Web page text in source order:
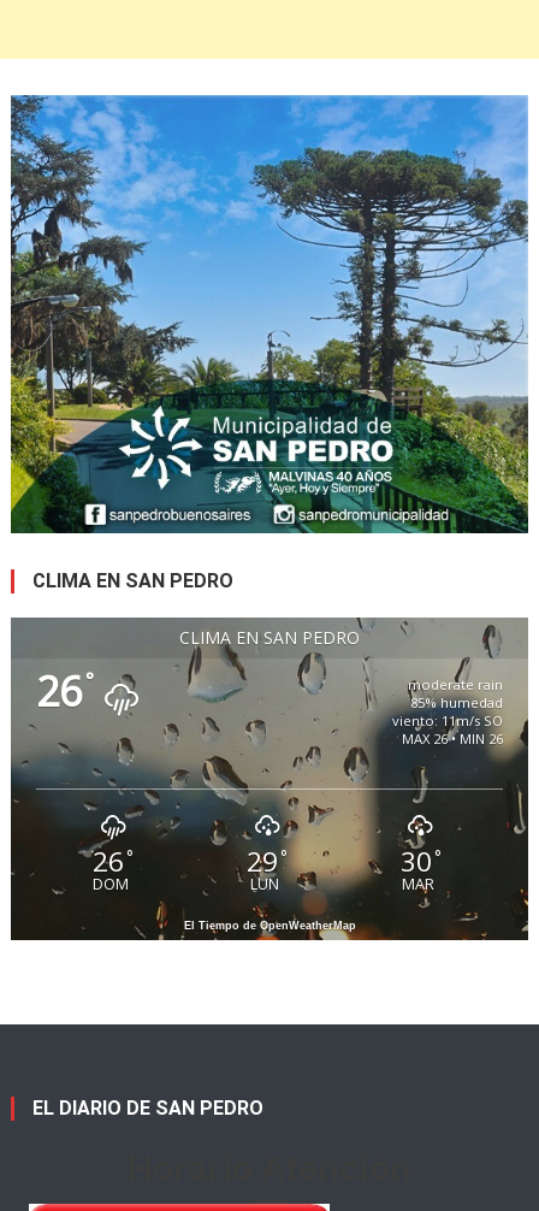
CLIMA EN SAN PEDRO
CLIMA EN SAN PEDRO
26°
moderate rain
85% humedad
viento: 11m/s SO
MAX 26 • MIN 26
26°
DOM
29 °
LUN
30°
MAR
El Tiempo de OpenWeatherMap
EL DIARIO DE SAN PEDRO